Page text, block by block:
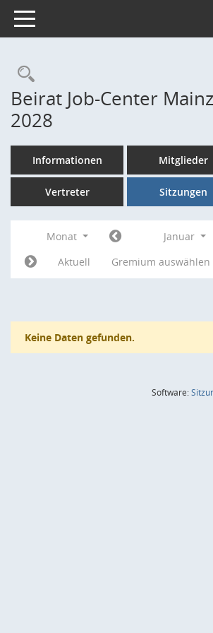
Toggle navigation
Rechercheauswahl
Beirat Job-Center
2028
Informationen Mitglieder
Vertreter Sitzungen
Monat Januar
Aktuell
Gremium auswählen
Keine Daten gefunden.
Software: